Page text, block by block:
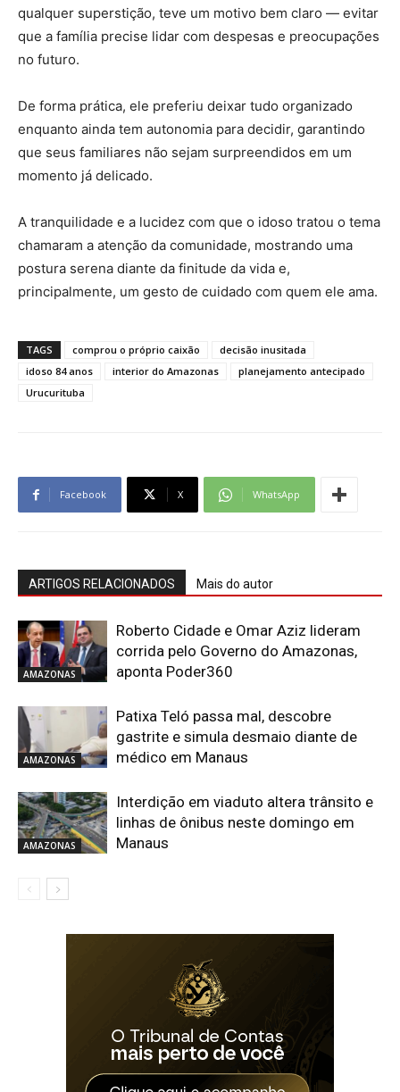
qualquer superstição, teve um motivo bem claro — evitar
que a família precise lidar com despesas e preocupações
no futuro.
De forma prática, ele preferiu deixar tudo organizado
enquanto ainda tem autonomia para decidir, garantindo
que seus familiares não sejam surpreendidos em um
momento já delicado.
A tranquilidade e a lucidez com que o idoso tratou o tema
chamaram a atenção da comunidade, mostrando uma
postura serena diante da finitude da vida e,
principalmente, um gesto de cuidado com quem ele ama.
TAGS comprou o próprio caixão
decisão inusitada
idoso 84 anos
interior do Amazonas
planejamento antecipado
Urucurituba
Facebook X WhatsApp
ARTIGOS RELACIONADOS Mais do autor
AMAZONAS
Roberto Cidade e Omar Aziz lideram
corrida pelo Governo do Amazonas,
aponta Poder360
AMAZONAS
Patixa Teló passa mal, descobre
gastrite e simula desmaio diante de
médico em Manaus
AMAZONAS
Interdição em viaduto altera trânsito e
linhas de ônibus neste domingo em
Manaus